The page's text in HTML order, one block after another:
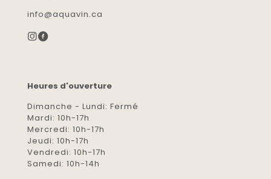
info@aquavin.ca
Heures d'ouverture
Dimanche - Lundi: Fermé
Mardi: 10h-17h
Mercredi: 10h-17h
Jeudi: 10h-17h
Vendredi: 10h-17h
Samedi: 10h-14h